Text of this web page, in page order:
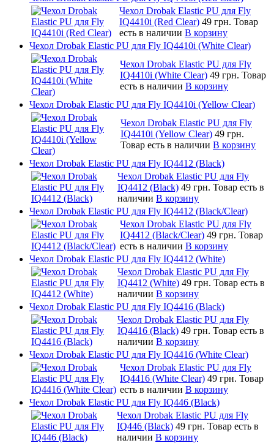
Чехол Drobak Elastic PU для Fly
IQ4410i (Red Clear) 49 грн. Товар
есть в наличии В корзину
Чехол Drobak Elastic PU для Fly IQ4410i (White Clear)
Чехол Drobak Elastic PU для Fly
IQ4410i (White Clear) 49 грн. Товар
есть в наличии В корзину
Чехол Drobak Elastic PU для Fly IQ4410i (Yellow Clear)
Чехол Drobak Elastic PU для Fly
IQ4410i (Yellow Clear) 49 грн.
Товар есть в наличии В корзину
Чехол Drobak Elastic PU для Fly IQ4412 (Black)
Чехол Drobak Elastic PU для Fly
IQ4412 (Black) 49 грн. Товар есть в
наличии В корзину
Чехол Drobak Elastic PU для Fly IQ4412 (Black/Clear)
Чехол Drobak Elastic PU для Fly
IQ4412 (Black/Clear) 49 грн. Товар
есть в наличии В корзину
Чехол Drobak Elastic PU для Fly IQ4412 (White)
Чехол Drobak Elastic PU для Fly
IQ4412 (White) 49 грн. Товар есть в
наличии В корзину
Чехол Drobak Elastic PU для Fly IQ4416 (Black)
Чехол Drobak Elastic PU для Fly
IQ4416 (Black) 49 грн. Товар есть в
наличии В корзину
Чехол Drobak Elastic PU для Fly IQ4416 (White Clear)
Чехол Drobak Elastic PU для Fly
IQ4416 (White Clear) 49 грн. Товар
есть в наличии В корзину
Чехол Drobak Elastic PU для Fly IQ446 (Black)
Чехол Drobak Elastic PU для Fly
IQ446 (Black) 49 грн. Товар есть в
наличии В корзину